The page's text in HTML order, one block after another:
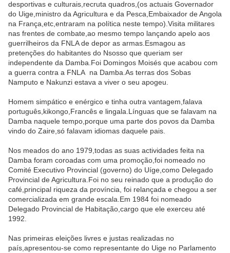
desportivas e culturais,recruta quadros,(os actuais Governador
do Uige,ministro da Agricultura e da Pesca,Embaixador de Angola
na França,etc,entraram na política neste tempo).Visita militares
nas frentes de combate,ao mesmo tempo lançando apelo aos
guerrilheiros da FNLA de depor as armas.Esmagou as
pretenções do habitantes do Nsosso que queriam ser
independente da Damba.Foi Domingos Moisés que acabou com
a guerra contra a FNLA na Damba.As terras dos Sobas
Namputo e Nakunzi estava a viver o seu apogeu.
Homem simpático e enérgico e tinha outra vantagem,falava
português,kikongo,Francês e lingala.Línguas que se falavam na
Damba naquele tempo,porque uma parte dos povos da Damba
vindo do Zaire,só falavam idiomas daquele pais.
Nos meados do ano 1979,todas as suas actividades feita na
Damba foram coroadas com uma promoção,foi nomeado no
Comité Executivo Provincial (governo) do Uíge,como Delegado
Provincial de Agricultura.Foi no seu reinado que a produção do
café,principal riqueza da província, foi relançada e chegou a ser
comercializada em grande escala.Em 1984 foi nomeado
Delegado Provincial de Habitação,cargo que ele exerceu até
1992.
Nas primeiras eleições livres e justas realizadas no
país,apresentou-se como representante do Uige no Parlamento